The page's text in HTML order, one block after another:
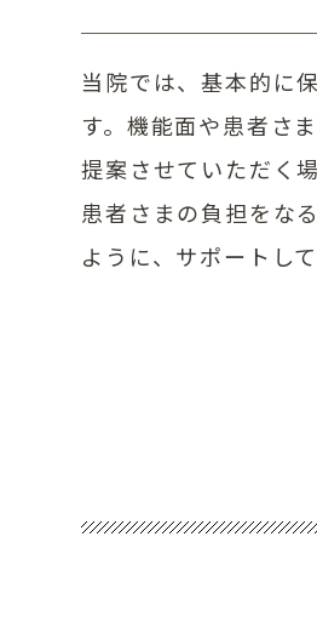
当院では、基本的に
す。機能面や患者さ
提案させていただく
患者さまの負担をな
ように、サポートして